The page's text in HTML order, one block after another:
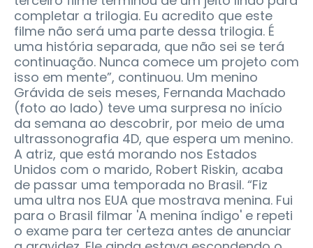
completar a trilogia. Eu acredito que este
filme não será uma parte dessa trilogia. É
uma história separada, que não sei se terá
continuação. Nunca comece um projeto com
isso em mente”, continuou. Um menino
Grávida de seis meses, Fernanda Machado
(foto ao lado) teve uma surpresa no início
da semana ao descobrir, por meio de uma
ultrassonografia 4D, que espera um menino.
A atriz, que está morando nos Estados
Unidos com o marido, Robert Riskin, acaba
de passar uma temporada no Brasil. “Fiz
uma ultra nos EUA que mostrava menina. Fui
para o Brasil filmar 'A menina índigo' e repeti
o exame para ter certeza antes de anunciar